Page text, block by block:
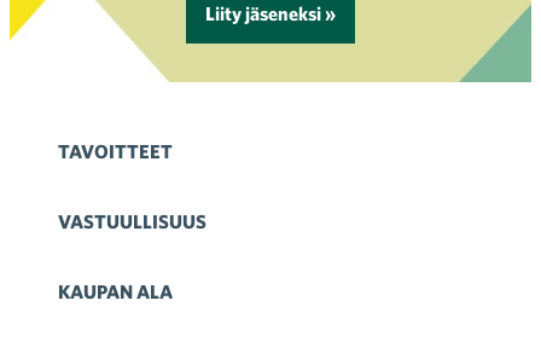
Liity jäseneksi »
TAVOITTEET
VASTUULLISUUS
KAUPAN ALA